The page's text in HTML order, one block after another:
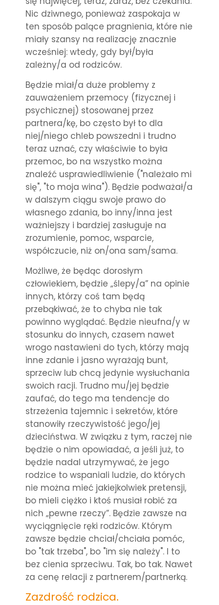
Nic dziwnego, ponieważ zaspokaja w
ten sposób palące pragnienia, które nie
miały szansy na realizację znacznie
wcześniej: wtedy, gdy był/była
zależny/a od rodziców.
Będzie miał/a duże problemy z
zauważeniem przemocy (fizycznej i
psychicznej) stosowanej przez
partnera/kę, bo często był to dla
niej/niego chleb powszedni i trudno
teraz uznać, czy właściwie to była
przemoc, bo na wszystko można
znaleźć usprawiedliwienie ("należało mi
się", "to moja wina"). Będzie podważał/a
w dalszym ciągu swoje prawo do
własnego zdania, bo inny/inna jest
ważniejszy i bardziej zasługuje na
zrozumienie, pomoc, wsparcie,
współczucie, niż on/ona sam/sama.
Możliwe, że będąc dorosłym
człowiekiem, będzie „ślepy/a” na opinie
innych, którzy coś tam będą
przebąkiwać, że to chyba nie tak
powinno wyglądać. Będzie nieufna/y w
stosunku do innych, czasem nawet
wrogo nastawieni do tych, którzy mają
inne zdanie i jasno wyrażają bunt,
sprzeciw lub chcą jedynie wysłuchania
swoich racji. Trudno mu/jej będzie
zaufać, do tego ma tendencje do
strzeżenia tajemnic i sekretów, które
stanowiły rzeczywistość jego/jej
dzieciństwa. W związku z tym, raczej nie
będzie o nim opowiadać, a jeśli już, to
będzie nadal utrzymywać, że jego
rodzice to wspaniali ludzie, do których
nie można mieć jakiejkolwiek pretensji,
bo mieli ciężko i ktoś musiał robić za
nich „pewne rzeczy”. Będzie zawsze na
wyciągnięcie ręki rodziców. Którym
zawsze będzie chciał/chciała pomóc,
bo "tak trzeba", bo "im się należy". I to
bez cienia sprzeciwu. Tak, bo tak. Nawet
za cenę relacji z partnerem/partnerką.
Zazdrość rodzica.